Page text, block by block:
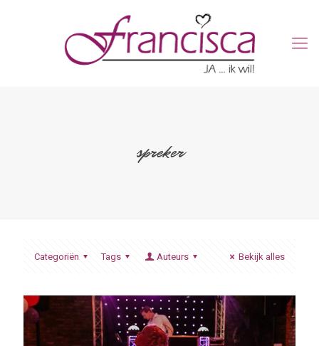
spreker
Categoriën Tags Auteurs Bekijk alles